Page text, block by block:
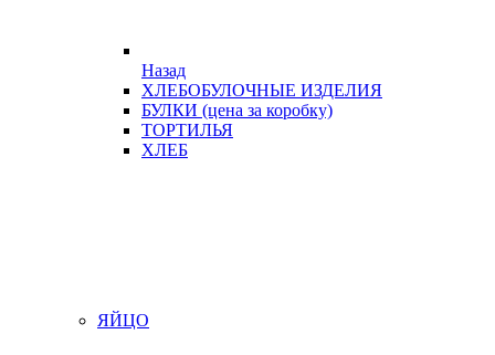
Назад
ХЛЕБОБУЛОЧНЫЕ ИЗДЕЛИЯ
БУЛКИ (цена за коробку)
ТОРТИЛЬЯ
ХЛЕБ
ЯЙЦО